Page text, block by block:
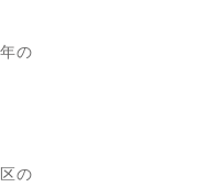
の
の